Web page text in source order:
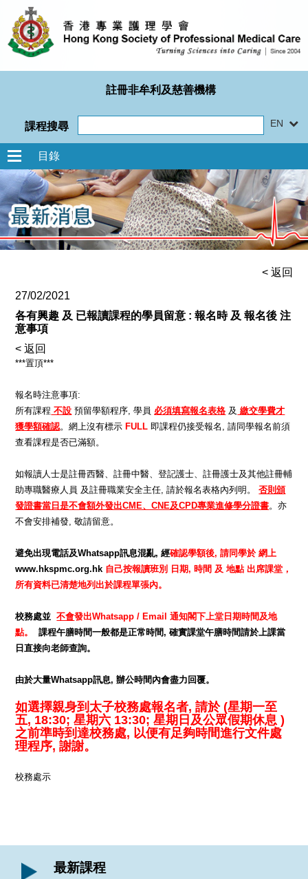
註冊非牟利及慈善機構
課程搜尋 EN
目錄
< 返回
27/02/2021
各有興趣 及 已報讀課程的學員留意 : 報名時 及 報名後 注
意事項
< 返回
***置頂***
報名時注意事項:
所有課程 不設 預留學額程序, 學員 必須填寫報名表格 及 繳交學費才
獲學額確認。網上沒有標示 FULL 即課程仍接受報名, 請同學報名前須
查看課程是否已滿額。
如報讀人士是註冊西醫、註冊中醫、登記護士、註冊護士及其他註冊輔
助專職醫療人員 及註冊職業安全主任, 請於報名表格內列明。否則頒
發證書當日是不會額外發出CME、CNE及CPD專業進修學分證書。亦
不會安排補發, 敬請留意。
避免出現電話及Whatsapp訊息混亂, 經確認學額後, 請同學於 網上
www.hkspmc.org.hk 自己按報讀班別 日期, 時間 及 地點 出席課堂，
所有資料已清楚地列出於課程單張內。
校務處並 不會發出Whatsapp / Email 通知閣下上堂日期時間及地
點。課程午膳時間一般都是正常時間, 確實課堂午膳時間請於上課當
日直接向老師查詢。
由於大量Whatsapp訊息, 辦公時間內會盡力回覆。
如選擇親身到太子校務處報名者, 請於 (星期一至
五, 18:30; 星期六 13:30; 星期日及公眾假期休息 )
之前準時到達校務處, 以便有足夠時間進行文件處
理程序, 謝謝。
校務處示
最新課程